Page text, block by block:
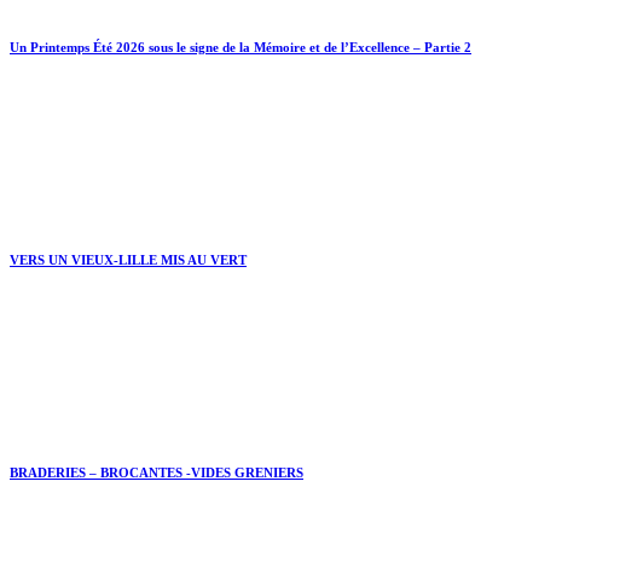
Un Printemps Été 2026 sous le signe de la Mémoire et de l’Excellence – Partie 2
VERS UN VIEUX-LILLE MIS AU VERT
BRADERIES – BROCANTES -VIDES GRENIERS